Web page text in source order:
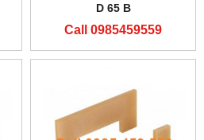
D 65 B
Call 0985459559